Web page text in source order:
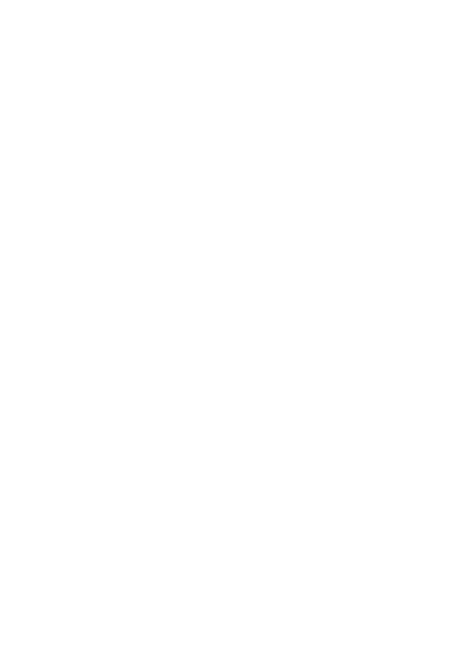
unterliegen,
der Versorgung mit Gas dienen und
Veränderung von unterirdischen Hohlräumen
stellen.